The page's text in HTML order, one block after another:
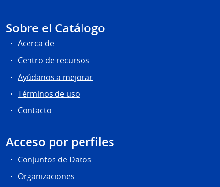
Sobre el Catálogo
Acerca de
Centro de recursos
Ayúdanos a mejorar
Términos de uso
Contacto
Acceso por perfiles
Conjuntos de Datos
Organizaciones